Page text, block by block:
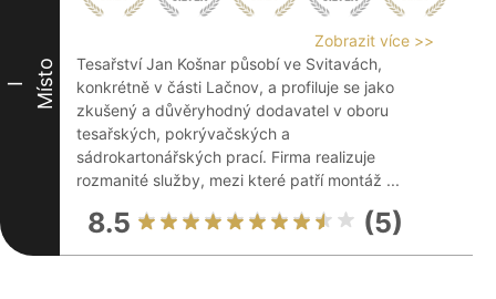
I Místo
Zobrazit více >>
Tesařství Jan Košnar působí ve Svitavách,
konkrétně v části Lačnov, a profiluje se jako
zkušený a důvěryhodný dodavatel v oboru
tesařských, pokrývačských a
sádrokartonářských prací. Firma realizuje
rozmanité služby, mezi které patří montáž ...
8.5 (5)